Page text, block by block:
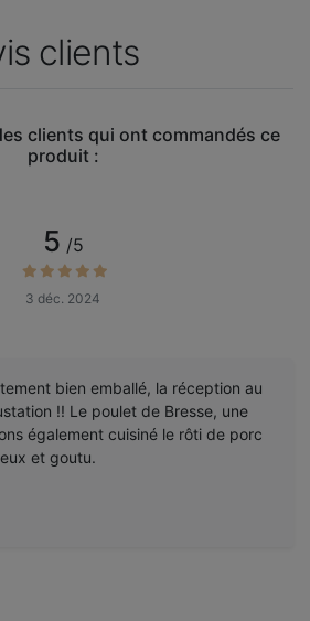
clients
clients qui ont commandés ce
produit :
5 /5
3 déc. 2024
bien emballé, la réception au
!! Le poulet de Bresse, une
également cuisiné le rôti de porc
et goutu.